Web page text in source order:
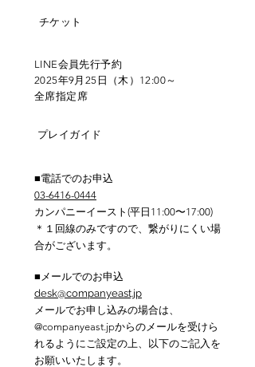
チケット
LINE会員先行予約
2025年9月25日（木）12:00～
​全席指定席
プレイガイド
■電話でのお申込
03-6416-0444
カンパニーイースト(平日11:00〜17:00)
＊１回線のみですので、繋がりにくい場
合がございます。
■メールでのお申込
desk@companyeast.jp
メールでお申し込みの場合は、
@companyeast.jpからのメールを受けら
れるようにご設定の上、以下のご記入を
お願いいたします。